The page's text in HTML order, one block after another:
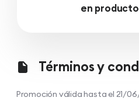
en
Términos y
Promoción válida hasta el 21/